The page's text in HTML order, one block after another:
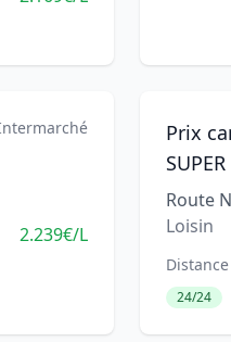
2.239€/L
Prix
Route
Loisin
Distance
24/24